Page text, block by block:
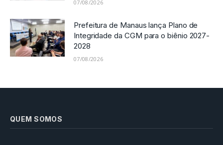
07/08/2026
Prefeitura de Manaus lança Plano de
Integridade da CGM para o biênio 2027-
2028
07/08/2026
QUEM SOMOS